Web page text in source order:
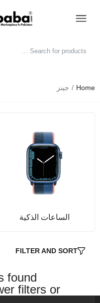
Home جينز
الساعات الذكية
FILTER AND SORT
found
filters or